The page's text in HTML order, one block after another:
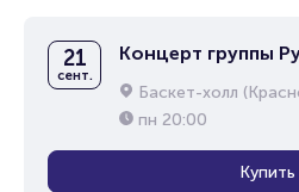
21
сент.
Концерт группы
Баскет-холл
пн 20:00
Купить